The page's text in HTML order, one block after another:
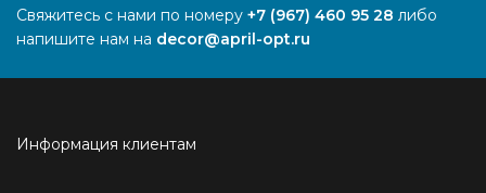
Свяжитесь с нами по номеру +7 (967) 460 95 28 либо
напишите нам на decor@april-opt.ru
Информация клиентам